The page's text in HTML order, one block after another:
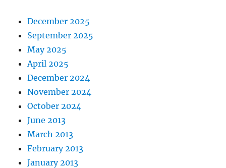
December 2025
September 2025
May 2025
April 2025
December 2024
November 2024
October 2024
June 2013
March 2013
February 2013
January 2013